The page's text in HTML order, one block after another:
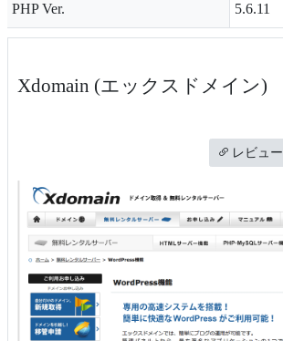
PHP Ver. 5.6.11
Xdomain (エックスドメイン)
レビュー